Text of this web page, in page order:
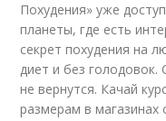
Похудения» уже
планеты, где есть
секрет похудения на
диет и без
не вернутся. Качай
размерам в магазинах